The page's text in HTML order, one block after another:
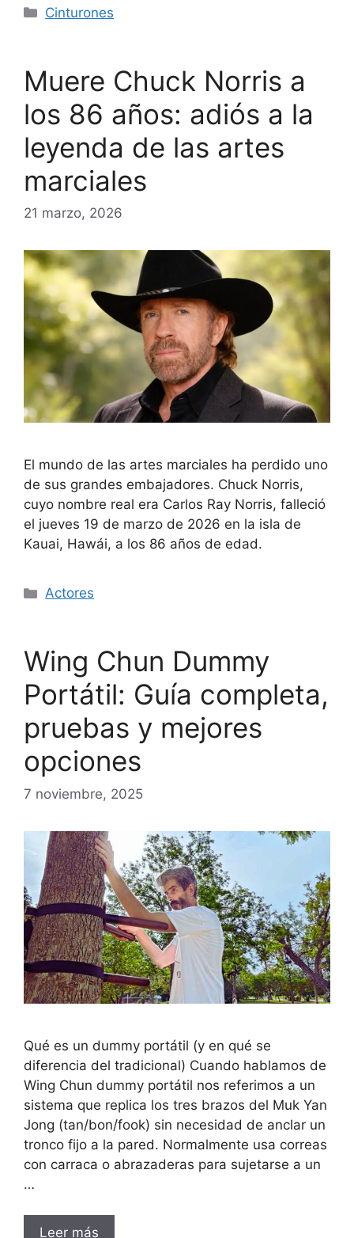
Categorías
Cinturones
Muere Chuck Norris a
los 86 años: adiós a la
leyenda de las artes
marciales
21 marzo, 2026
El mundo de las artes marciales ha perdido uno
de sus grandes embajadores. Chuck Norris,
cuyo nombre real era Carlos Ray Norris, falleció
el jueves 19 de marzo de 2026 en la isla de
Kauai, Hawái, a los 86 años de edad.
Categorías
Actores
Wing Chun Dummy
Portátil: Guía completa,
pruebas y mejores
opciones
7 noviembre, 2025
Qué es un dummy portátil (y en qué se
diferencia del tradicional) Cuando hablamos de
Wing Chun dummy portátil nos referimos a un
sistema que replica los tres brazos del Muk Yan
Jong (tan/bon/fook) sin necesidad de anclar un
tronco fijo a la pared. Normalmente usa correas
con carraca o abrazaderas para sujetarse a un
…
Leer más